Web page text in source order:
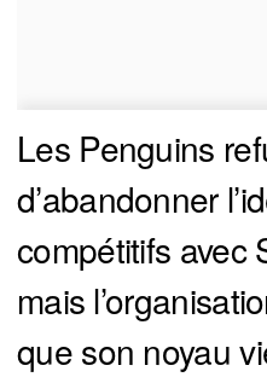
Les Penguins
d’abandonner
compétitifs avec
mais
que son noyau